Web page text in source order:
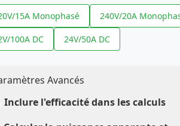
15A Monophasé 240V/20A
100A DC 24V/50A DC
Avancés
Inclure l'efficacité dans les calculs